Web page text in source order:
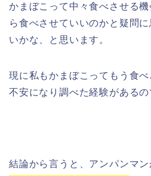
かまぼこって中々食べさせる
ら食べさせていいのかと疑問
いかな、と思います。
現に私もかまぼこってもう食
不安になり調べた経験があるの
結論から言うと、アンパンマ